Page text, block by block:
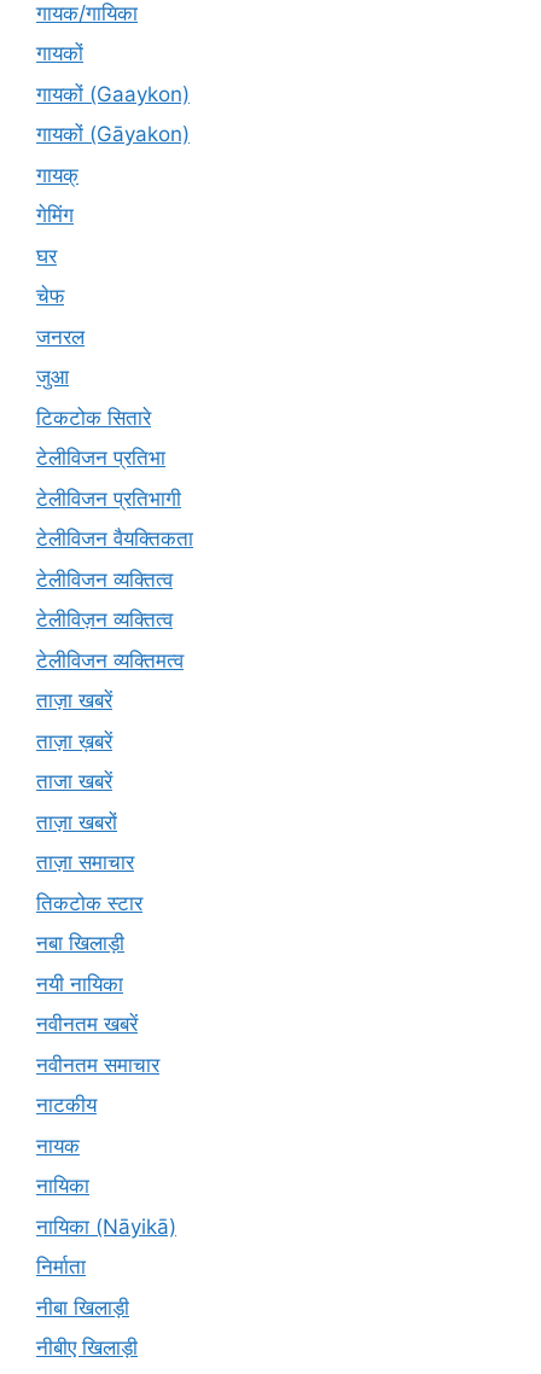
गायक/गायिका
गायकों
गायकों (Gaaykon)
गायकों (Gāyakon)
गायक्
गेमिंग
घर
चेफ
जनरल
जुआ
टिकटोक सितारे
टेलीविजन प्रतिभा
टेलीविजन प्रतिभागी
टेलीविजन वैयक्तिकता
टेलीविजन व्यक्तित्व
टेलीविज़न व्यक्तित्व
टेलीविजन व्यक्तिमत्व
ताज़ा खबरें
ताज़ा ख़बरें
ताजा खबरें
ताज़ा खबरों
ताज़ा समाचार
तिकटोक स्टार
नबा खिलाड़ी
नयी नायिका
नवीनतम खबरें
नवीनतम समाचार
नाटकीय
नायक
नायिका
नायिका (Nāyikā)
निर्माता
नीबा खिलाड़ी
नीबीए खिलाड़ी